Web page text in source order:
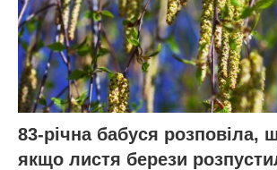
83-річна бабуся розповіла,
якщо листя берези